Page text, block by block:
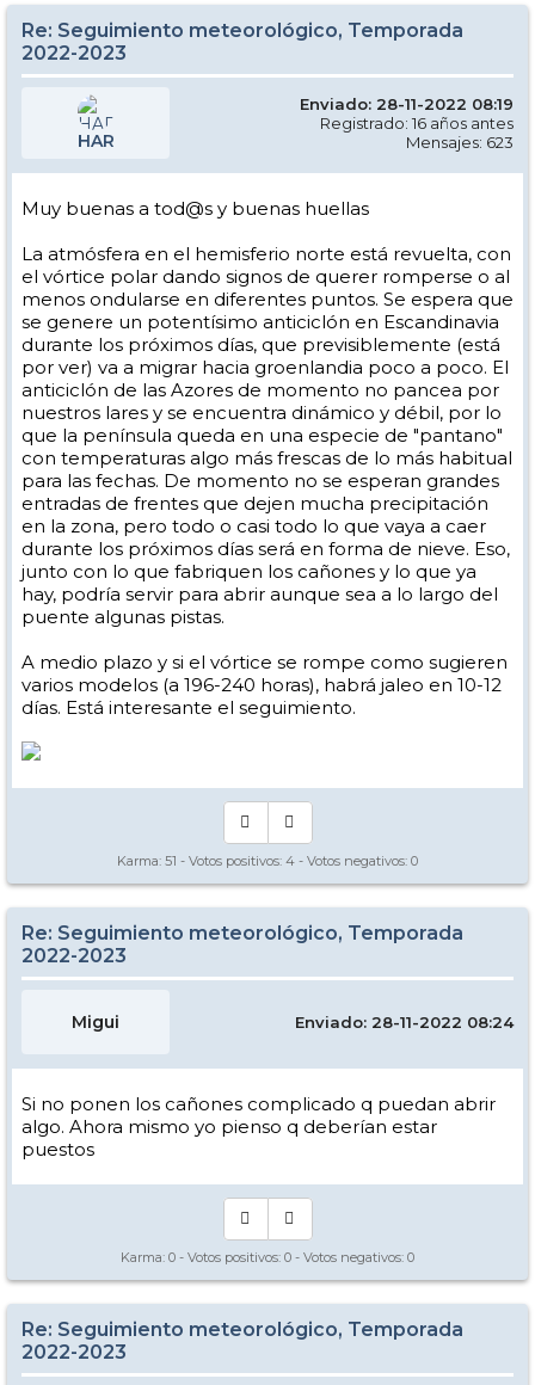
Re: Seguimiento meteorológico, Temporada
2022-2023
HAR
Enviado: 28-11-2022 08:19
Registrado: 16 años antes
Mensajes: 623
Muy buenas a tod@s y buenas huellas
La atmósfera en el hemisferio norte está revuelta, con
el vórtice polar dando signos de querer romperse o al
menos ondularse en diferentes puntos. Se espera que
se genere un potentísimo anticiclón en Escandinavia
durante los próximos días, que previsiblemente (está
por ver) va a migrar hacia groenlandia poco a poco. El
anticiclón de las Azores de momento no pancea por
nuestros lares y se encuentra dinámico y débil, por lo
que la península queda en una especie de "pantano"
con temperaturas algo más frescas de lo más habitual
para las fechas. De momento no se esperan grandes
entradas de frentes que dejen mucha precipitación
en la zona, pero todo o casi todo lo que vaya a caer
durante los próximos días será en forma de nieve. Eso,
junto con lo que fabriquen los cañones y lo que ya
hay, podría servir para abrir aunque sea a lo largo del
puente algunas pistas.
A medio plazo y si el vórtice se rompe como sugieren
varios modelos (a 196-240 horas), habrá jaleo en 10-12
días. Está interesante el seguimiento.
Karma: 51 - Votos positivos: 4 - Votos negativos: 0
Re: Seguimiento meteorológico, Temporada
2022-2023
Migui Enviado: 28-11-2022 08:24
Si no ponen los cañones complicado q puedan abrir
algo. Ahora mismo yo pienso q deberían estar
puestos
Karma: 0 - Votos positivos: 0 - Votos negativos: 0
Re: Seguimiento meteorológico, Temporada
2022-2023